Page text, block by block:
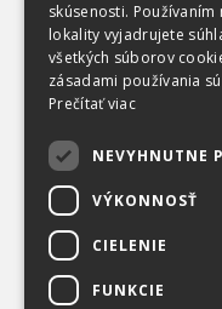
STACIONÁRNE LISY S
TRIEDIACE LINKY
PRÍSLUŠENSTVO A
OBCHODNÉ PODMIENKY
Na prevzatie
O spoločnosti
Kariéra
skúsenosti. Používaním
lokality vyjadrujete
všetkých súborov
zásadami používania
Prečítať viac
NEVYHNUTNE
VÝKONNOSŤ
CIELENIE
FUNKCIE